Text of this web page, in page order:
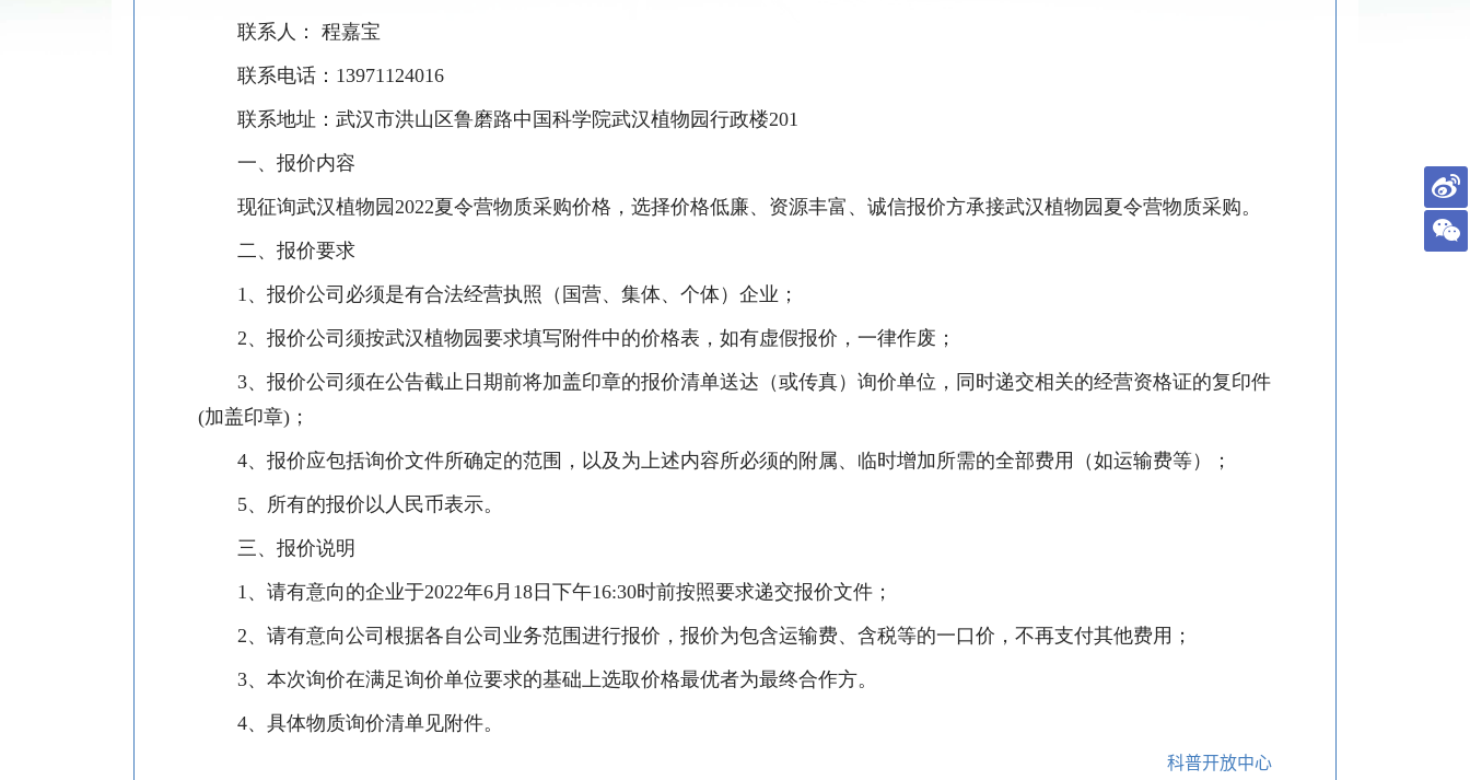
联系人：
程嘉宝
联系电话： 13971124016
联系地址：武汉市洪山区鲁磨路中国科学院武汉植物园行政楼201
一、报价内容
现征询武汉植物园 2022夏令营物质采购价格，选择价格低廉、资源丰富、诚信报价方承接武汉植物园夏令营物质采购。
二、报价要求
1、报价公司必须是有合法经营执照（国营、集体、个体）企业；
2、报价公司须按武汉植物园要求填写附件中的价格表，如有虚假报价，一律作废；
3、报价公司须在公告截止日期前将加盖印章的报价清单送达（或传真）询价单位，同时递交相关的经营资格证的复印件
(加盖印章)；
4、报价应包括询价文件所确定的范围，以及为上述内容所必须的附属、临时增加所需的全部费用（如运输费等）；
5、所有的报价以人民币表示。
三、报价说明
1、请有意向的企业于2022年6月18日下午16:30时前按照要求递交报价文件；
2、请有意向公司根据各自公司业务范围进行报价，报价为包含运输费、含税等的一口价，不再支付其他费用；
3、本次询价在满足询价单位要求的基础上选取价格最优者为最终合作方。
4、具体物质询价清单见附件。
科普开放中心